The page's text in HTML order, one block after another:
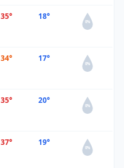
35° 18°
0%
34° 17°
0%
35° 20°
0%
37° 19°
0%